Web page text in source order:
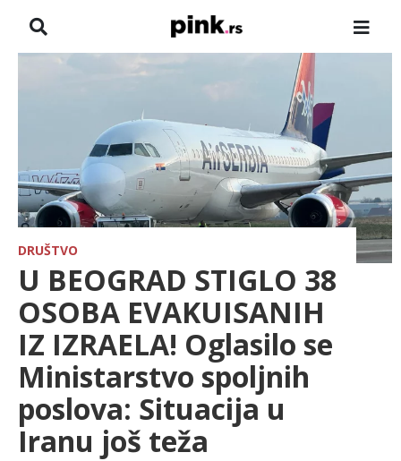
NASLOVNA
ZADRUGA
SHOWBIZ
HRONIKA
FARMERI
TV
SPORT
LIFESTYLE
DRUŠTVO
U BEOGRAD STIGLO 38
OSOBA EVAKUISANIH
IZ IZRAELA! Oglasilo se
Ministarstvo spoljnih
poslova: Situacija u
Iranu još teža